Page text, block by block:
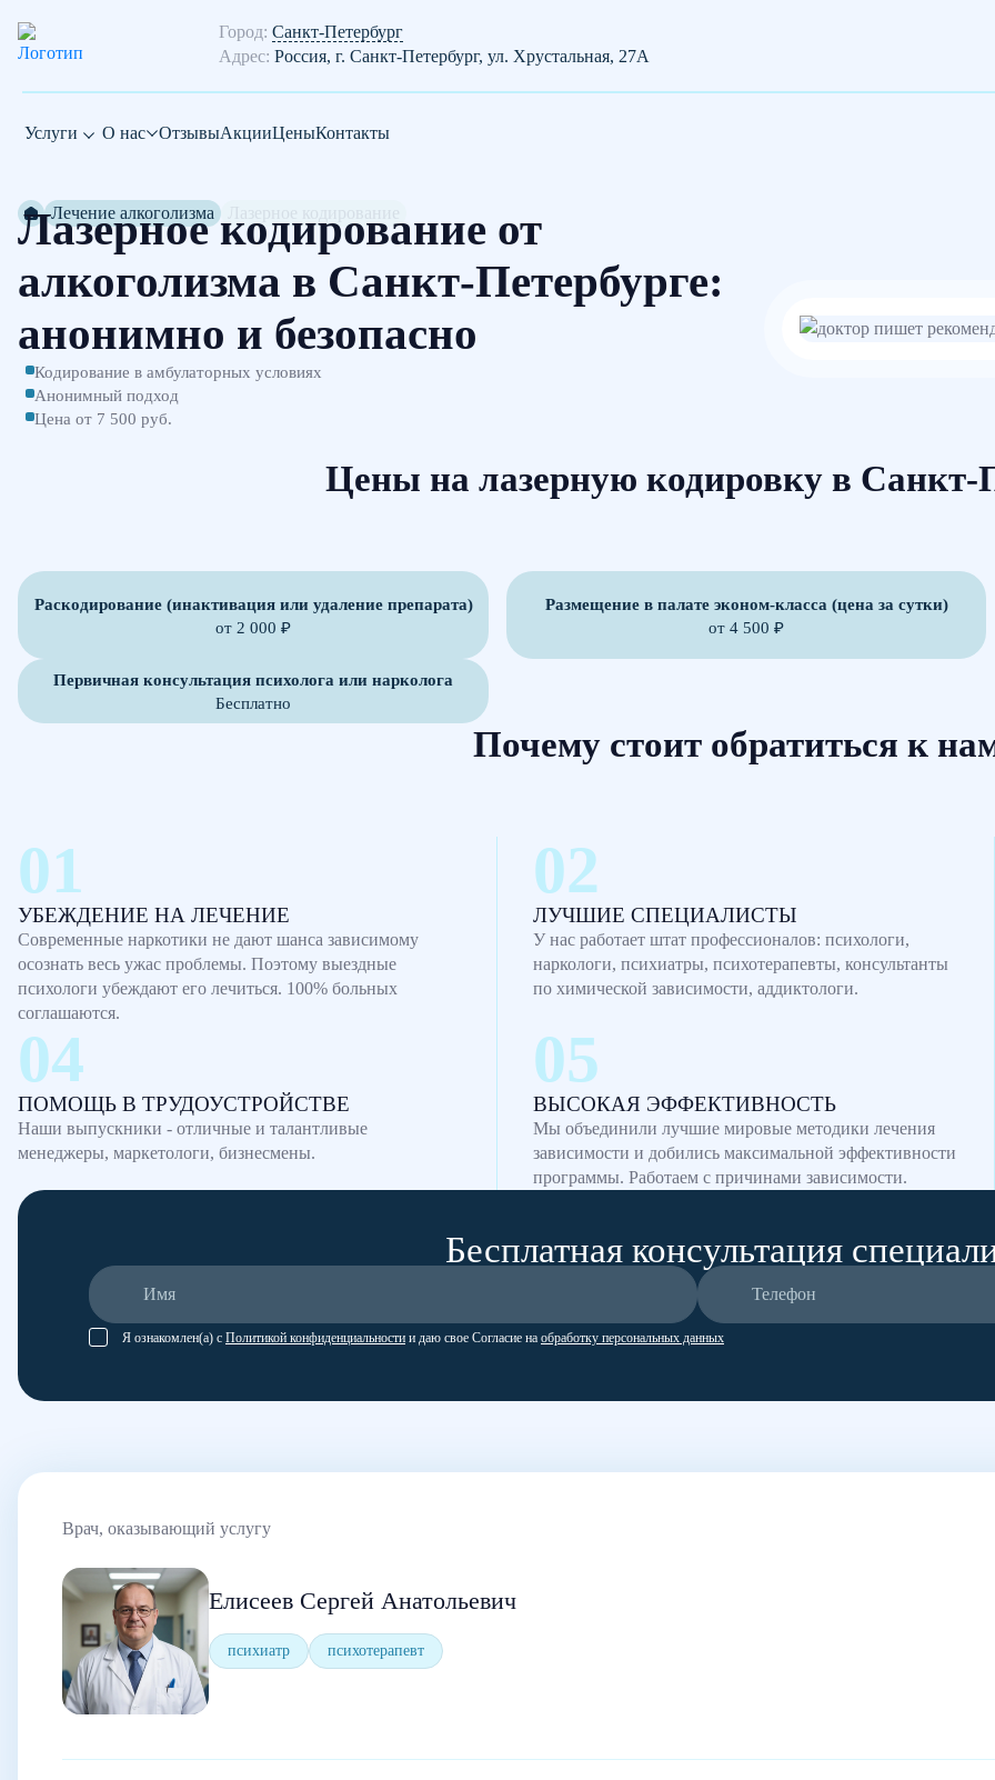
Город: Санкт-Петербург
Адрес: Россия, г. Санкт-Петербург, ул. Хрустальная, 27А
Услуги О нас ОтзывыАкцииЦеныКонтакты
Лечение алкоголизма
Лазерное кодирование от
алкоголизма в Санкт-Петербурге:
анонимно и безопасно
Кодирование в амбулаторных условиях
Анонимный подход
Цена от 7 500 руб.
Цены на лазерную кодировку в Санкт-
Раскодирование (инактивация или удаление препарата)
от 2 000 ₽
Размещение в палате эконом-класса (цена за сутки)
от 4 500 ₽
Первичная консультация психолога или нарколога
Бесплатно
Почему стоит обратиться к
УБЕЖДЕНИЕ НА ЛЕЧЕНИЕ
Современные наркотики не дают шанса зависимому
осознать весь ужас проблемы. Поэтому выездные
психологи убеждают его лечиться. 100% больных
соглашаются.
ЛУЧШИЕ СПЕЦИАЛИСТЫ
У нас работает штат профессионалов: психологи,
наркологи, психиатры, психотерапевты, консультанты
по химической зависимости, аддиктологи.
ПОМОЩЬ В ТРУДОУСТРОЙСТВЕ
Наши выпускники - отличные и талантливые
менеджеры, маркетологи, бизнесмены.
ВЫСОКАЯ ЭФФЕКТИВНОСТЬ
Мы объединили лучшие мировые методики лечения
зависимости и добились максимальной эффективности
программы. Работаем с причинами зависимости.
Бесплатная консультация
Я ознакомлен(а) с Политикой конфиденциальности и даю свое Согласие на обработку персональных данных
Врач, оказывающий услугу
Елисеев Сергей Анатольевич
психиатр психотерапевт